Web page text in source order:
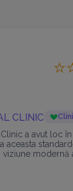
CLINIC
a avut loc
aceasta
modernă